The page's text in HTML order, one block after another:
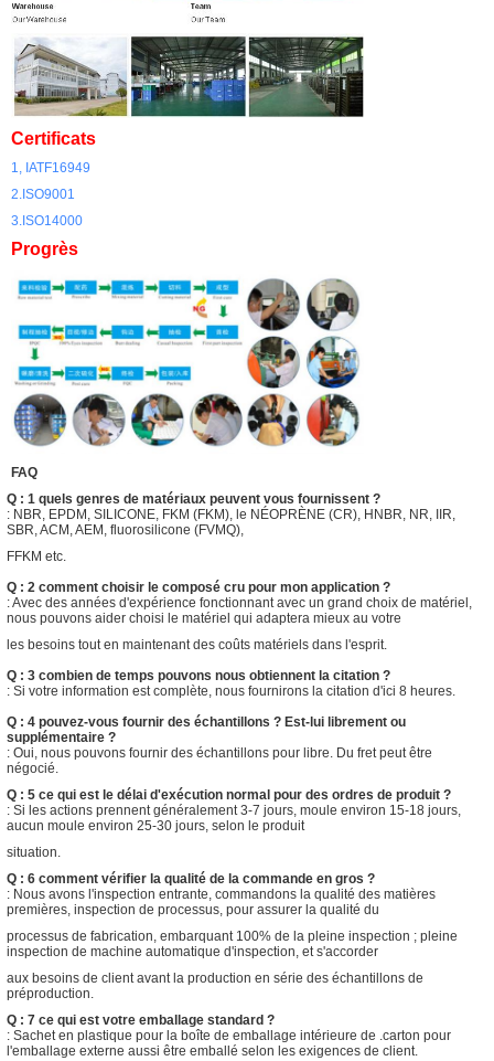
Certificats
1, IATF16949
2.ISO9001
3.ISO14000
Progrès
FAQ
Q : 1 quels genres de matériaux peuvent vous fournissent ?
: NBR, EPDM, SILICONE, FKM (FKM), le NÉOPRÈNE (CR), HNBR, NR, IIR,
SBR, ACM, AEM, fluorosilicone (FVMQ),
FFKM etc.
Q : 2 comment choisir le composé cru pour mon application ?
: Avec des années d'expérience fonctionnant avec un grand choix de matériel,
nous pouvons aider choisi le matériel qui adaptera mieux au votre
les besoins tout en maintenant des coûts matériels dans l'esprit.
Q : 3 combien de temps pouvons nous obtiennent la citation ?
: Si votre information est complète, nous fournirons la citation d'ici 8 heures.
Q : 4 pouvez-vous fournir des échantillons ? Est-lui librement ou
supplémentaire ?
: Oui, nous pouvons fournir des échantillons pour libre. Du fret peut être
négocié.
Q : 5 ce qui est le délai d'exécution normal pour des ordres de produit ?
: Si les actions prennent généralement 3-7 jours, moule environ 15-18 jours,
aucun moule environ 25-30 jours, selon le produit
situation.
Q : 6 comment vérifier la qualité de la commande en gros ?
: Nous avons l'inspection entrante, commandons la qualité des matières
premières, inspection de processus, pour assurer la qualité du
processus de fabrication, embarquant 100% de la pleine inspection ; pleine
inspection de machine automatique d'inspection, et s'accorder
aux besoins de client avant la production en série des échantillons de
préproduction.
Q : 7 ce qui est votre emballage standard ?
: Sachet en plastique pour la boîte de emballage intérieure de .carton pour
l'emballage externe aussi être emballé selon les exigences de client.